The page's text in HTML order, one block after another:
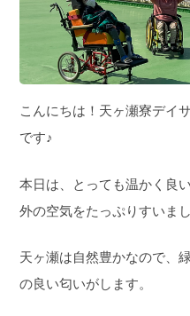
こんにちは！天ヶ瀬寮デイ
です♪
本日は、とっても温かく良
外の空気をたっぷりすいまし
天ヶ瀬は自然豊かなので、
の良い匂いがします。